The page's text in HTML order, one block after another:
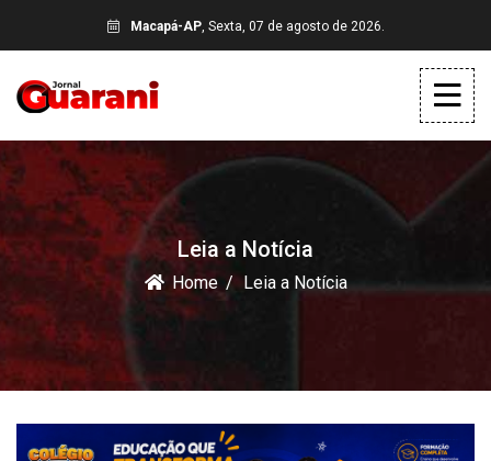
Macapá-AP, Sexta, 07 de agosto de 2026.
Leia a Notícia
Home Leia a Notícia